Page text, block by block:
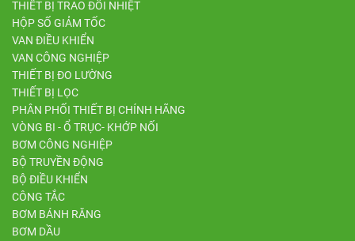
THIẾT BỊ TRAO ĐỔI NHIỆT
HỘP SỐ GIẢM TỐC
VAN ĐIỀU KHIỂN
VAN CÔNG NGHIỆP
THIẾT BỊ ĐO LƯỜNG
THIẾT BỊ LỌC
PHÂN PHỐI THIẾT BỊ CHÍNH HÃNG
VÒNG BI - Ổ TRỤC- KHỚP NỐI
BƠM CÔNG NGHIỆP
BỘ TRUYỀN ĐỘNG
BỘ ĐIỀU KHIỂN
CÔNG TẮC
BƠM BÁNH RĂNG
BƠM DẦU